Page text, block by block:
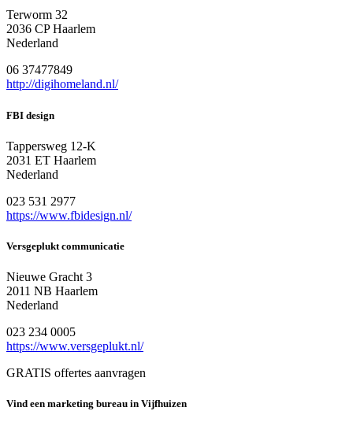
Terworm 32
2036 CP Haarlem
Nederland
06 37477849
http://digihomeland.nl/
FBI design
Tappersweg 12-K
2031 ET Haarlem
Nederland
023 531 2977
https://www.fbidesign.nl/
Versgeplukt communicatie
Nieuwe Gracht 3
2011 NB Haarlem
Nederland
023 234 0005
https://www.versgeplukt.nl/
GRATIS offertes aanvragen
Vind een marketing bureau in Vijfhuizen